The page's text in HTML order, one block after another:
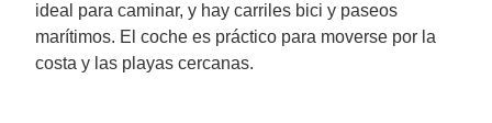
ideal para caminar, y hay carriles bici y paseos
marítimos. El coche es práctico para moverse por la
costa y las playas cercanas.